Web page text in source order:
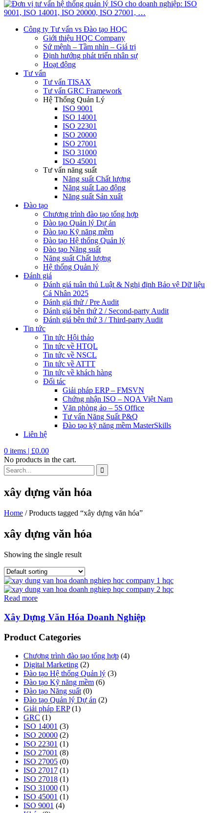
Công ty Tư vấn vs Đào tạo HQC
Giới thiệu HQC Company
Sứ mệnh – Tầm nhìn – Giá trị
Định hướng phát triển nhân sự
Hoạt động
Tư vấn
Tư vấn TISAX
Tư vấn GRC Framework
Hệ Thống Quản Lý
ISO 9001
ISO 14001
ISO 22301
ISO 20000
ISO 27001
ISO 31000
ISO 45001
Tư vấn năng suất
Năng suất Chất lượng
Năng suất Lao động
Năng suất Sản xuất
Đào tạo
Chương trình đào tạo tổng hợp
Đào tạo Quản lý Dự án
Đào tạo Kỹ năng mềm
Đào tạo Hệ thống Quản lý
Đào tạo Năng suất
Năng suất Chất lượng
Hệ thống Quản lý
Đánh giá
Đánh giá tuân thủ Luật & Nghị định Bảo vệ Dữ liệu
Cá Nhân 2025
Đánh giá thử / Pre Audit
Đánh giá bên thứ 2 / Second-party Audit
Đánh giá bên thứ 3 / Third-party Audit
Tin tức
Tin tức Hội thảo
Tin tức về HTQL
Tin tức về NSCL
Tin tức về ATTT
Tin tức về khách hàng
Đối tác
Giải pháp ERP – FMSVN
Chứng nhận ISO – NQA Việt Nam
Văn phòng ảo – 5S Office
Tư vấn Năng Suất P&Q
Đào tạo kỹ năng mềm MasterSkills
Liên hệ
0 items | £0.00
No products in the cart.
xây dựng văn hóa
Home / Products tagged “xây dựng văn hóa”
xây dựng văn hóa
Showing the single result
Read more
Xây Dựng Văn Hóa Doanh Nghiệp
Product Categories
Chương trình đào tạo tổng hợp (4)
Digital Marketing (2)
Đào tạo Hệ thống Quản lý (3)
Đào tạo Kỹ năng mềm (6)
Đào tạo Năng suất (0)
Đào tạo Quản lý Dự án (2)
Giải pháp ERP (1)
GRC (1)
ISO 14001 (3)
ISO 20000 (2)
ISO 22301 (1)
ISO 27001 (8)
ISO 27005 (0)
ISO 27017 (1)
ISO 27018 (1)
ISO 31000 (1)
ISO 45001 (1)
ISO 9001 (4)